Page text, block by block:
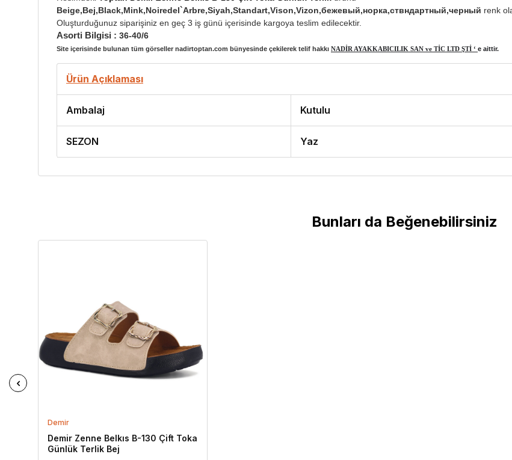
Beige,Bej,Black,Mink,Noiredel`Arbre,Siyah,Standart,Vison,Vizon,бежевый,норка,ствндартный,черный renk
Oluşturduğunuz siparişiniz en geç 3 iş günü içerisinde kargoya teslim edilecektir.
Asorti Bilgisi : 36-40/6
Site içerisinde bulunan tüm görseller nadirtoptan.com bünyesinde çekilerek telif hakkı NADİR AYAKKABICILIK SAN ve TİC LTD ŞTİ ‘ e aittir.
Ürün Açıklaması
Ambalaj Kutulu
SEZON Yaz
Bunları da Beğenebilirsiniz
Demir
Demir Zenne Belkıs B-130 Çift Toka
Günlük Terlik Bej